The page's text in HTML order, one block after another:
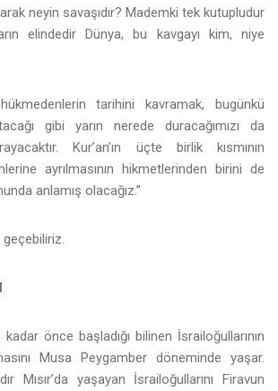
neyin savaşıdır? Mademki tek kutupludur
elindedir Dünya, bu kavgayı kim, niye
tarihini kavramak, bugünkü
gibi yarın nerede duracağımızı da
Kur’an’ın üçte birlik kısmının
ayrılmasının hikmetlerinden birini de
anlamış olacağız.”
önce başladığı bilinen İsrailoğullarının
Musa Peygamber döneminde yaşar.
Mısır’da yaşayan İsrailoğullarını Firavun